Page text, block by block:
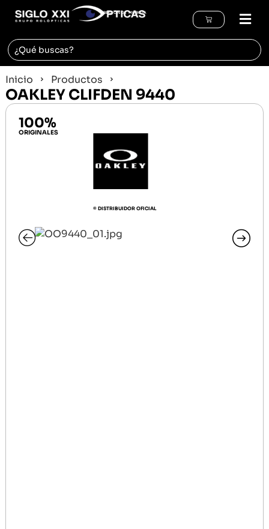
REGIÓN DE MURCIA
Inicio Productos
OAKLEY CLIFDEN 9440
100%
ORIGINALES
© DISTRIBUIDOR OFICIAL